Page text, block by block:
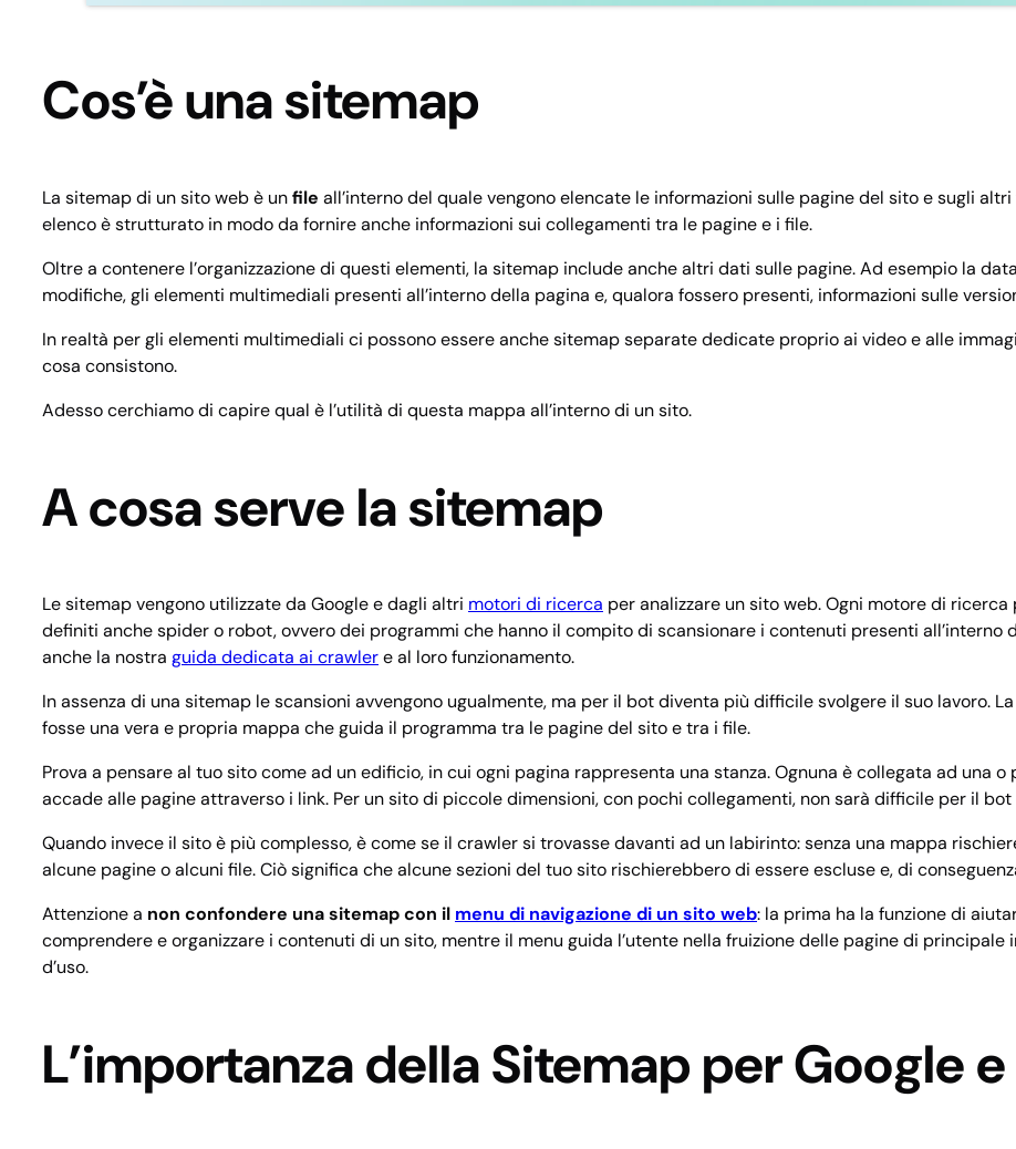
Cos’è una sitemap
La sitemap di un sito web è unfile all’interno del quale vengono elencate le informazioni sulle pagine del sito e sugli
elenco è strutturato in modo da fornire anche informazioni sui collegamenti tra le pagine e i file.
Oltre a contenere l’organizzazione di questi elementi, la sitemap include anche altri dati sulle pagine. Ad esempio la
modifiche, gli elementi multimediali presenti all’interno della pagina e, qualora fossero presenti, informazioni sulle
In realtà per gli elementi multimediali ci possono essere anche sitemap separate dedicate proprio ai video e alle
cosa consistono.
Adesso cerchiamo di capire qual è l’utilità di questa mappa all’interno di un sito.
A cosa serve la sitemap
Le sitemap vengono utilizzate da Google e dagli altri motori di ricerca per analizzare un sito web. Ogni motore di ricerca
definiti anche spider o robot, ovvero dei programmi che hanno il compito di scansionare i contenuti presenti all’interno
anche la nostra guida dedicata ai crawlere al loro funzionamento.
In assenza di una sitemap le scansioni avvengono ugualmente, ma per il bot diventa più difficile svolgere il suo lavoro.
fosse una vera e propria mappa che guida il programma tra le pagine del sito e tra i file.
Prova a pensare al tuo sito come ad un edificio, in cui ogni pagina rappresenta una stanza. Ognuna è collegata ad una
accade alle pagine attraverso i link. Per un sito di piccole dimensioni, con pochi collegamenti, non sarà difficile per il
Quando invece il sito è più complesso, è come se il crawler si trovasse davanti ad un labirinto: senza una mappa
alcune pagine o alcuni file. Ciò significa che alcune sezioni del tuo sito rischierebbero di essere escluse e, di
Attenzione a non confondere una sitemap con il menu di navigazione di un sito web: la prima ha la funzione di
comprendere e organizzare i contenuti di un sito, mentre il menu guida l’utente nella fruizione delle pagine di principale
d’uso.
L’importanza della Sitemap per Google e